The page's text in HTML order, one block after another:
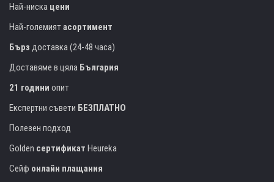
Най-ниска цени
Най-големиятасортимент
Бърз доставка (24-48 часа)
Доставяме в цяла България
21 години опит
Експертни съвети БЕЗПЛАТНО
Полезен подход
Golden сертификат Heureka
Сейф онлайн плащания